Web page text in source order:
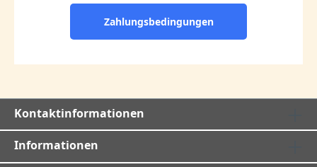
Zahlungsbedingungen
Kontaktinformationen
Informationen